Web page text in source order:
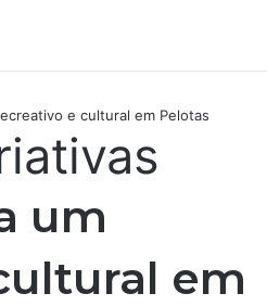
e cultural em Pelotas
um
em